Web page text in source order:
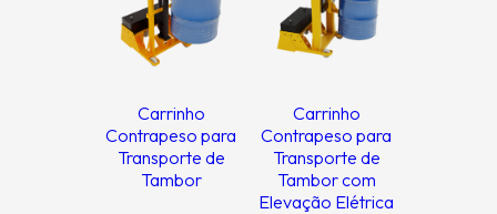
Carrinho
Contrapeso para
Transporte de
Tambor
Carrinho
Contrapeso para
Transporte de
Tambor com
Elevação Elétrica